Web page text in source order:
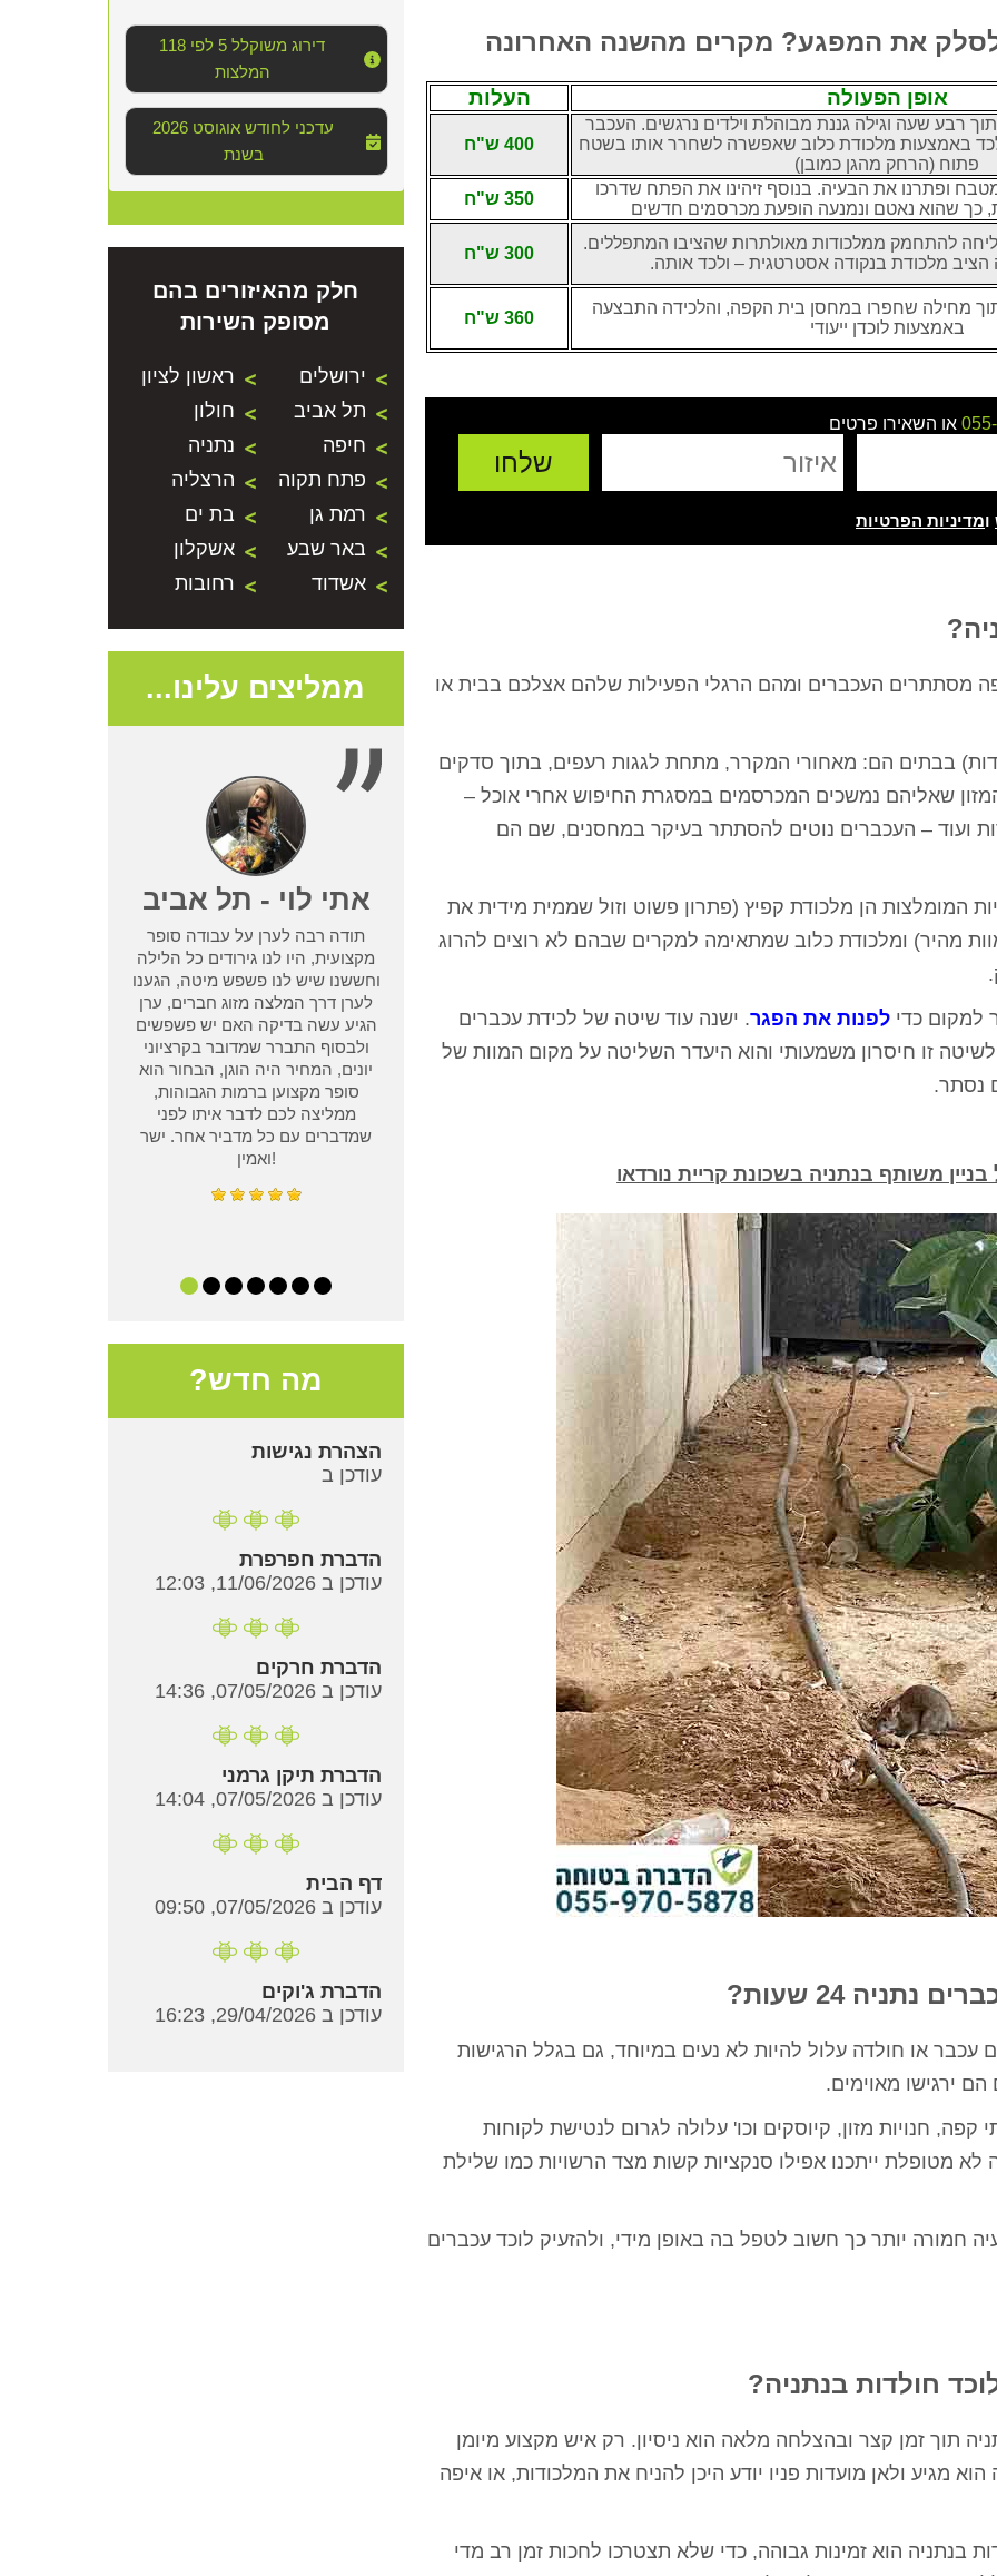
לסלק את המפגע? מקרים מהשנה האחרונה
אופן הפעולה העלות
רבע שעה וגילה גננת מבוהלת וילדים נרגשים. העכבר
באמצעות מלכודת כלוב שאפשרה לשחרר אותו בשטח
פתוח (הרחק מהגן כמובן)
400 ש"ח
ופתרנו את הבעיה. בנוסף זיהינו את הפתח שדרכו
כך שהוא נאטם ונמנעה הופעת מכרסמים חדשים
350 ש"ח
להתחמק ממלכודות מאולתרות שהציבו המתפללים.
הציב מלכודת בנקודה אסטרטגית – ולכד אותה.
300 ש"ח
מחילה שחפרו במחסן בית הקפה, והלכידה התבצעה
באמצעות לוכדן ייעודי
360 ש"ח
או השאירו פרטים
ומדיניות הפרטיות
מסתתרים העכברים ומהם הרגלי הפעילות שלהם אצלכם בבית או
בבתים הם: מאחורי המקרר, מתחת לגגות רעפים, בתוך סדקים
שאליהם נמשכים המכרסמים במסגרת החיפוש אחרי אוכל –
ועוד – העכברים נוטים להסתתר בעיקר במחסנים, שם הם
המומלצות הן מלכודת קפיץ (פתרון פשוט וזול שממית מידית את
מהיר) ומלכודת כלוב שמתאימה למקרים שבהם לא רוצים להרוג
למקום כדי לפנות את הפגר. ישנה עוד שיטה של לכידת עכברים
זו חיסרון משמעותי והוא היעדר השליטה על מקום המוות של
נסתר.
משותף בנתניה בשכונת קריית נורדאו
24 שעות?
או חולדה עלול להיות לא נעים במיוחד, גם בגלל הרגישות
ירגישו מאוימים.
קפה, חנויות מזון, קיוסקים וכו' עלולה לגרום לנטישת לקוחות
מטופלת ייתכנו אפילו סנקציות קשות מצד הרשויות כמו שלילת
חמורה יותר כך חשוב לטפל בה באופן מידי, ולהזעיק לוכד עכברים
חולדות בנתניה?
תוך זמן קצר ובהצלחה מלאה הוא ניסיון. רק איש מקצוע מיומן
מגיע ולאן מועדות פניו יודע היכן להניח את המלכודות, או איפה
בנתניה הוא זמינות גבוהה, כדי שלא תצטרכו לחכות זמן רב מדי
דירוג משוקלל 5 לפי 118
המלצות
2026 עדכני לחודש אוגוסט
בשנת
חלק מהאיזורים בהם
מסופק השירות
ירושלים
ראשון לציון
תל אביב
חולון
חיפה
נתניה
פתח תקוה
הרצליה
רמת גן
בת ים
באר שבע
אשקלון
אשדוד
רחובות
ממליצים עלינו...
אתי לוי - תל אביב
תודה רבה לערן על עבודה סופר
מקצועית, היו לנו גירודים כל הלילה
וחששנו שיש לנו פשפש מיטה, הגענו
לערן דרך המלצה מזוג חברים, ערן
הגיע עשה בדיקה האם יש פשפשים
ולבסוף התברר שמדובר בקרציוני
יונים, המחיר היה הוגן, הבחור הוא
סופר מקצוען ברמות הגבוהות,
ממליצה לכם לדבר איתו לפני
שמדברים עם כל מדביר אחר. ישר
ואמין!
מיטל ג'אן - נתניה
אלוף אין מילה אחרת!
באינטרנט, נתן לנו אחריות שלא
קיבלנו בשום מקום אחר וגרם לנו
רועי כהן - הרצליה
ערן המדביר שלי בעסק כבר 4 שנים,
מקצועי.
בית פרטי עם
בשעה שרצינו,
ואין נמלים
מה חדש?
הצהרת נגישות
עודכן ב
הדברת חפרפרת
עודכן ב 11/06/2026, 12:03
הדברת חרקים
עודכן ב 07/05/2026, 14:36
הדברת תיקן גרמני
עודכן ב 07/05/2026, 14:04
דף הבית
עודכן ב 07/05/2026, 09:50
הדברת ג'וקים
עודכן ב 29/04/2026, 16:23